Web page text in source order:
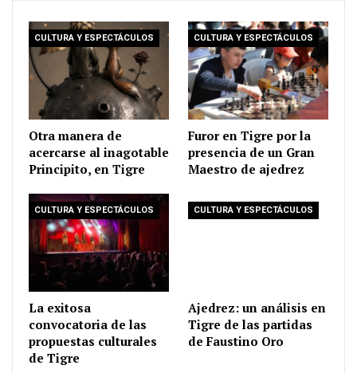
CULTURA Y ESPECTÁCULOS
Otra manera de
acercarse al inagotable
Principito, en Tigre
CULTURA Y ESPECTÁCULOS
Furor en Tigre por la
presencia de un Gran
Maestro de ajedrez
CULTURA Y ESPECTÁCULOS
La exitosa
convocatoria de las
propuestas culturales
de Tigre
CULTURA Y ESPECTÁCULOS
Ajedrez: un análisis en
Tigre de las partidas
de Faustino Oro